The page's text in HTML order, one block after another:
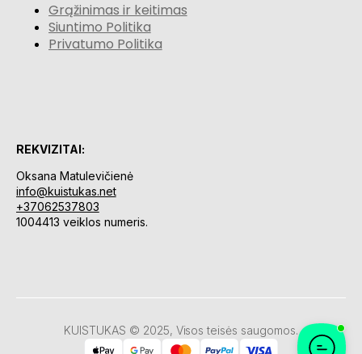
Grąžinimas ir keitimas
Siuntimo Politika
Privatumo Politika
REKVIZITAI:
Oksana Matulevičienė
info@kuistukas.net
+37062537803
1004413 veiklos numeris.
KUISTUKAS © 2025, Visos teisės saugomos.